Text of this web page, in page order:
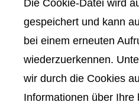
Die Cookie-Datei wird
gespeichert und kann
bei einem erneuten
wiederzuerkennen.
wir durch die Cookies
Informationen über Ihre